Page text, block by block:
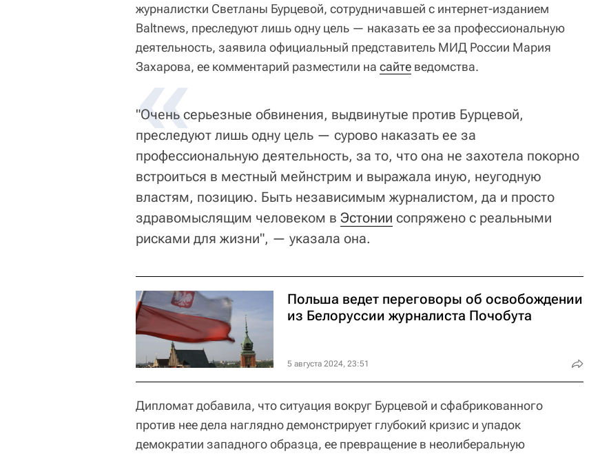
журналистки Светланы Бурцевой, сотрудничавшей с интернет-изданием
Baltnews, преследуют лишь одну цель — наказать ее за профессиональную
деятельность, заявила официальный представитель МИД России Мария
Захарова, ее комментарий разместили на сайте ведомства.
«
"Очень серьезные обвинения, выдвинутые против Бурцевой,
преследуют лишь одну цель — сурово наказать ее за
профессиональную деятельность, за то, что она не захотела покорно
встроиться в местный мейнстрим и выражала иную, неугодную
властям, позицию. Быть независимым журналистом, да и просто
здравомыслящим человеком в Эстонии сопряжено с реальными
рисками для жизни", — указала она.
Польша ведет переговоры об освобождении
из Белоруссии журналиста Почобута
5 августа 2024, 23:51
Дипломат добавила, что ситуация вокруг Бурцевой и сфабрикованного
против нее дела наглядно демонстрирует глубокий кризис и упадок
демократии западного образца, ее превращение в неолиберальную